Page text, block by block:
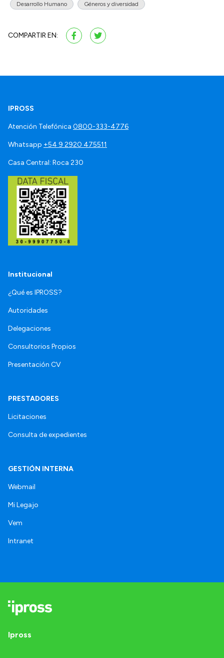
Desarrollo Humano Géneros y diversidad
COMPARTIR EN:
IPROSS
Atención Telefónica 0800-333-4776
Whatsapp +54 9 2920 475511
Casa Central: Roca 230
Institucional
¿Qué es IPROSS?
Autoridades
Delegaciones
Consultorios Propios
Presentación CV
PRESTADORES
Licitaciones
Consulta de expedientes
GESTIÓN INTERNA
Webmail
Mi Legajo
Vem
Intranet
Ipross